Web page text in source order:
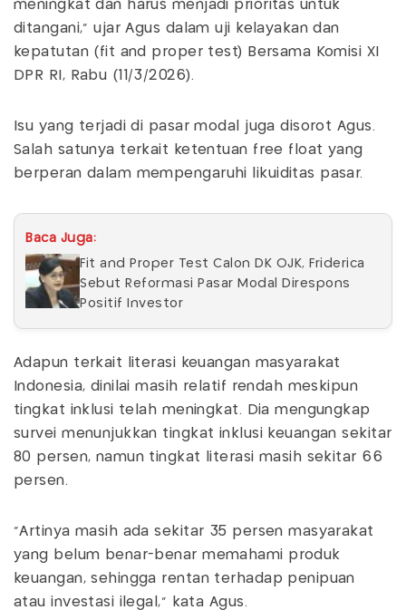
meningkat dan harus menjadi prioritas untuk
ditangani," ujar Agus dalam uji kelayakan dan
kepatutan (fit and proper test) Bersama Komisi XI
DPR RI, Rabu (11/3/2026).
Isu yang terjadi di pasar modal juga disorot Agus.
Salah satunya terkait ketentuan free float yang
berperan dalam mempengaruhi likuiditas pasar.
Baca Juga:
Fit and Proper Test Calon DK OJK, Friderica
Sebut Reformasi Pasar Modal Direspons
Positif Investor
Adapun terkait literasi keuangan masyarakat
Indonesia, dinilai masih relatif rendah meskipun
tingkat inklusi telah meningkat. Dia mengungkap
survei menunjukkan tingkat inklusi keuangan sekitar
80 persen, namun tingkat literasi masih sekitar 66
persen.
"Artinya masih ada sekitar 35 persen masyarakat
yang belum benar-benar memahami produk
keuangan, sehingga rentan terhadap penipuan
atau investasi ilegal," kata Agus.